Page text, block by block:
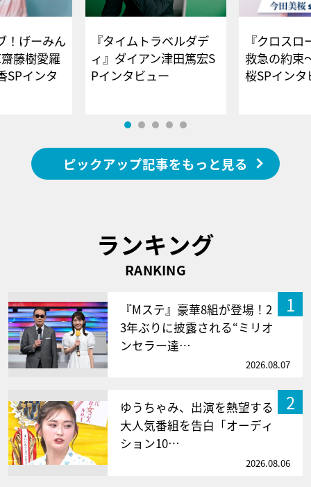
！げーみん
藤樹愛羅
SPインタ
『タイムトラベルダデ
ィ』ダイアン津田篤宏S
Pインタビュー
『クロス
救急の約束
桜SPイ
ピックアップ記事をもっと見る
ランキング
RANKING
1
『Mステ』豪華8組が登場！2
3年ぶりに披露される“ミリオ
ンセラー達…
2026.08.07
2
ゆうちゃみ、出演を熱望する
大人気番組を告白「オーディ
ション10…
2026.08.06